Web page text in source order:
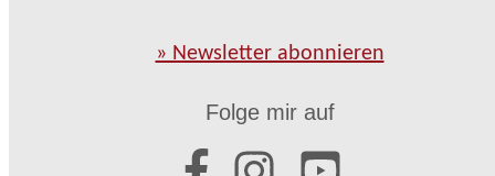
» Newsletter abonnieren
Folge mir auf